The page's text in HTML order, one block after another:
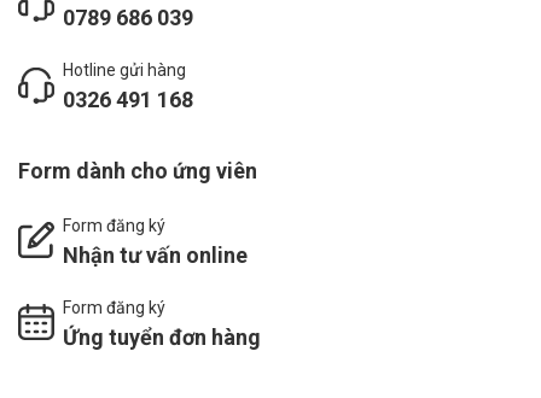
0789 686 039
Hotline gửi hàng
0326 491 168
Form dành cho ứng viên
Form đăng ký
Nhận tư vấn online
Form đăng ký
Ứng tuyển đơn hàng